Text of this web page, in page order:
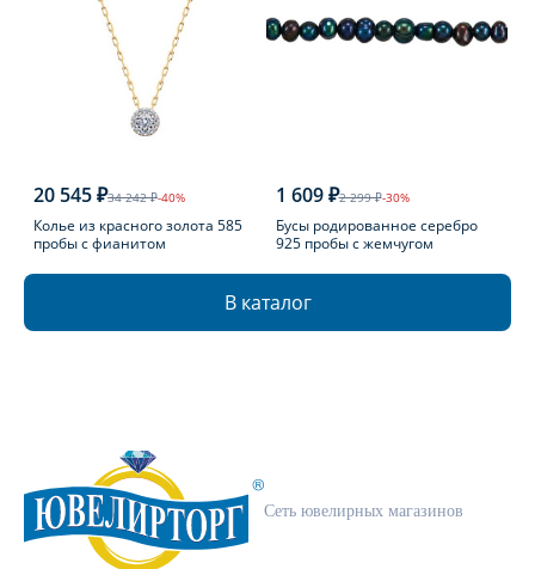
20 545 ₽34 242 ₽-40%
Колье из красного золота 585
пробы с фианитом
1 609 ₽2 299 ₽-30%
Бусы родированное серебро
925 пробы с жемчугом
В каталог
Сеть ювелирных магазинов